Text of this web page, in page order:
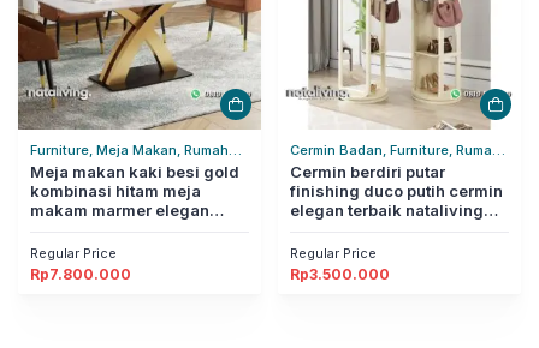
Furniture, Meja Makan, Rumah
Tangga
Meja makan kaki besi gold
kombinasi hitam meja
makam marmer elegan
Regular Price
Rp7.800.000
Cermin Badan, Furniture, Rumah
Tangga
Cermin berdiri putar
finishing duco putih cermin
elegan terbaik nataliving
Regular Price
Rp3.500.000